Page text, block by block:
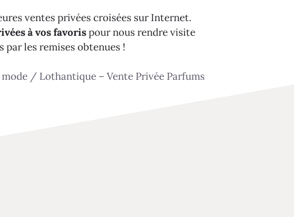
ventes privées croisées sur Internet.
à vos favorispour nous rendre visite
par les remises obtenues !
/ Lothantique – Vente Privée Parfums